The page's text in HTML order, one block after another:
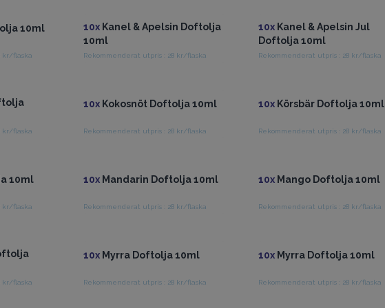
10ml
kr/flaska
10x Kanel & Apelsin Doftolja
10ml
Rekommenderat utpris : 28 kr/flaska
10xKanel & Apelsin Jul
Doftolja 10ml
Rekommenderat utpris : 28 kr/flaska
kr/flaska
10x Kokosnöt Doftolja 10ml
Rekommenderat utpris : 28 kr/flaska
10xKörsbär Doftolja 10ml
Rekommenderat utpris : 28 kr/flaska
10ml
kr/flaska
10x Mandarin Doftolja 10ml
Rekommenderat utpris : 28 kr/flaska
10xMango Doftolja 10ml
Rekommenderat utpris : 28 kr/flaska
kr/flaska
10x Myrra Doftolja 10ml
Rekommenderat utpris : 28 kr/flaska
10xMyrra Doftolja 10ml
Rekommenderat utpris : 28 kr/flaska